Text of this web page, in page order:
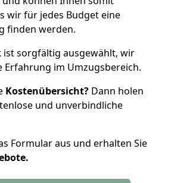
wir für jedes Budget eine
finden werden.
ist sorgfältig ausgewählt, wir
Erfahrung im Umzugsbereich.
Kostenübersicht? Dann holen
und unverbindliche
Formular aus und erhalten Sie